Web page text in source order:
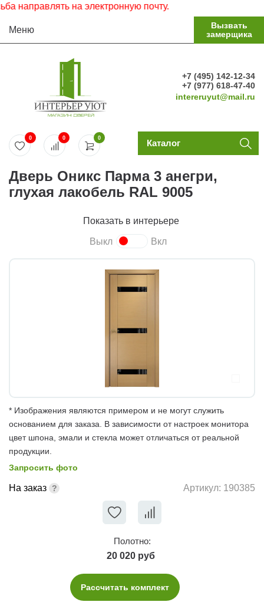
на электронную почту.
Меню
Вызвать
замерщика
+7 (495) 142-12-34
+7 (977) 618-47-40
intereruyut@mail.ru
0
0 0 Каталог
Дверь Оникс Парма 3 анегри,
глухая лакобель RAL 9005
Показать в интерьере
Выкл Вкл
* Изображения являются примером и не могут служить
основанием для заказа. В зависимости от настроек монитора
цвет шпона, эмали и стекла может отличаться от реальной
продукции.
Запросить фото
На заказ Артикул: 190385
Полотно:
20 020 руб
Рассчитать комплект